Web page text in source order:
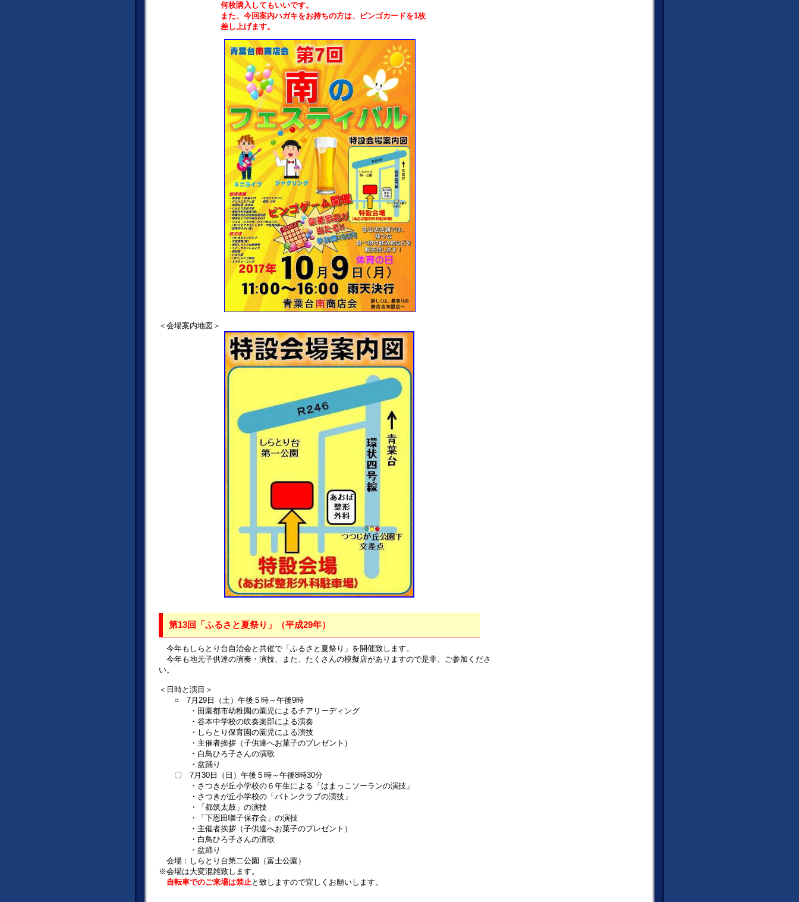
何枚購入してもいいです。
また、今回案内ハガキをお持ちの方は、ビンゴカードを1枚
差し上げます。
＜会場案内地図＞
第13回「ふるさと夏祭り」（平成29年）
今年もしらとり台自治会と共催で「ふるさと夏祭り」を開催致します。
今年も地元子供達の演奏・演技、また、たくさんの模擬店がありますので是非、ご参加くださ
い。
＜日時と演目＞
○ 7月29日（土）午後５時～午後9時
・田園都市幼稚園の園児によるチアリーディング
・谷本中学校の吹奏楽部による演奏
・しらとり保育園の園児による演技
・主催者挨拶（子供達へお菓子のプレゼント）
・白鳥ひろ子さんの演歌
・盆踊り
〇 7月30日（日）午後５時～午後8時30分
・さつきが丘小学校の６年生による「はまっこソーランの演技」
・さつきが丘小学校の「バトンクラブの演技」
・「都筑太鼓」の演技
・「下恩田囃子保存会」の演技
・主催者挨拶（子供達へお菓子のプレゼント）
・白鳥ひろ子さんの演歌
・盆踊り
会場：しらとり台第二公園（富士公園）
※会場は大変混雑致します。
自転車でのご来場は禁止と致しますので宜しくお願いします。